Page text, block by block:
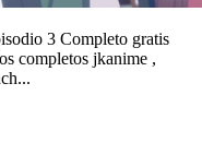
3 Completo gratis
completos jkanime ,